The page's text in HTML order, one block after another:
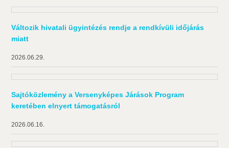
Változik hivatali ügyintézés rendje a rendkívüli időjárás
miatt
2026.06.29.
Sajtóközlemény a Versenyképes Járások Program
keretében elnyert támogatásról
2026.06.16.